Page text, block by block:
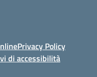
Privacy Policy
di accessibilità